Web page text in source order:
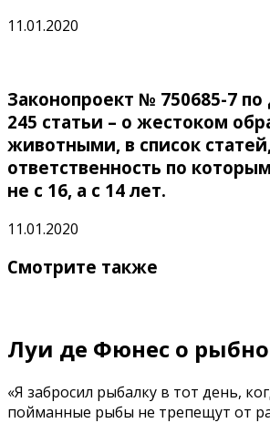
11.01.2020
Законопроект № 750685-7
245 статьи – о жестоком
животными, в список статей,
ответственность по
не с 16, а с 14 лет.
11.01.2020
Смотрите также
Луи де Фюнес о
«Я забросил рыбалку в тот день,
пойманные рыбы не трепещут от